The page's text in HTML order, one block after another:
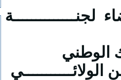
الوطني